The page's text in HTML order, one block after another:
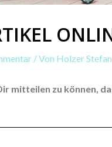
/ Von Holzer Stefan
mitteilen zu können,